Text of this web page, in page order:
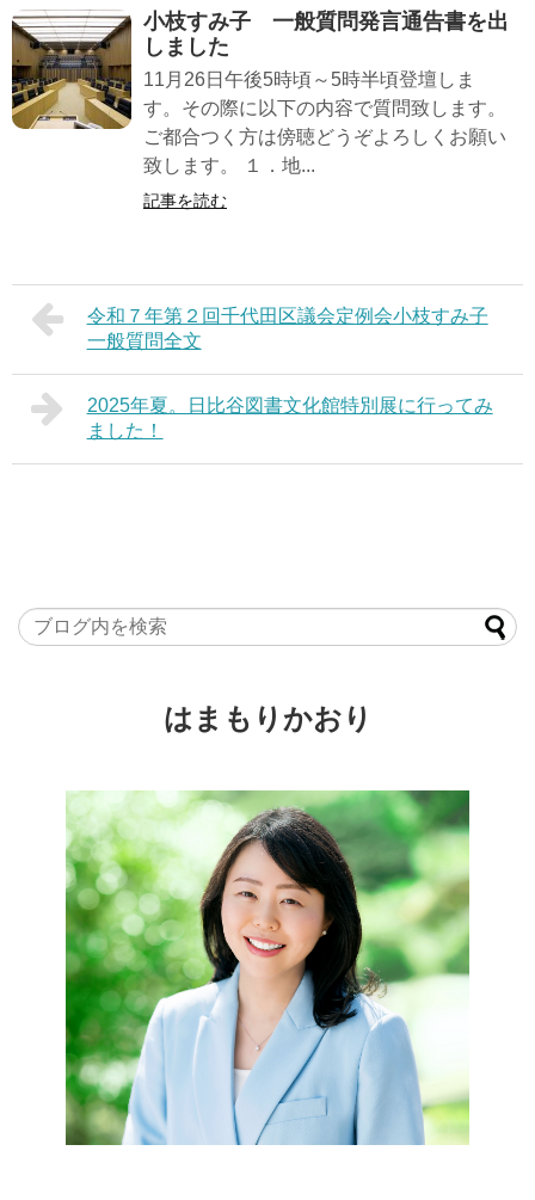
小枝すみ子 一般質問発言通告書を出
しました
11月26日午後5時頃～5時半頃登壇しま
す。その際に以下の内容で質問致します。
ご都合つく方は傍聴どうぞよろしくお願い
致します。 １．地...
記事を読む
令和７年第２回千代田区議会定例会小枝すみ子
一般質問全文
2025年夏。日比谷図書文化館特別展に行ってみ
ました！
はまもりかおり